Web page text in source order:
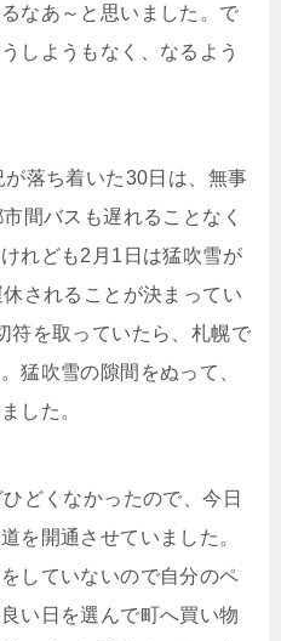
なあ～と思いました。で
しようもなく、なるよう
落ち着いた30日は、無事
間バスも遅れることなく
れども2月1日は猛吹雪が
されることが決まってい
符を取っていたら、札幌で
猛吹雪の隙間をぬって、
した。
どくなかったので、今日
を開通させていました。
していないので自分のペ
い日を選んで町へ買い物